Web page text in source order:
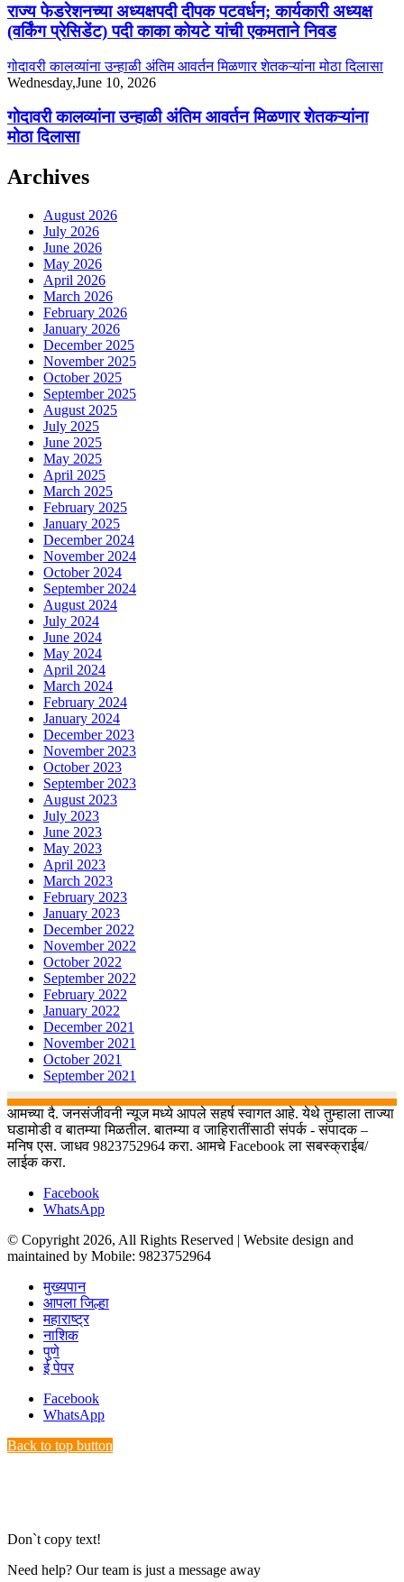
राज्य फेडरेशनच्या अध्यक्षपदी दीपक पटवर्धन; कार्यकारी अध्यक्ष
(वर्किंग प्रेसिडेंट) पदी काका कोयटे यांची एकमताने निवड
गोदावरी कालव्यांना उन्हाळी अंतिम आवर्तन मिळणार शेतकऱ्यांना मोठा दिलासा
Wednesday,June 10, 2026
गोदावरी कालव्यांना उन्हाळी अंतिम आवर्तन मिळणार शेतकऱ्यांना
मोठा दिलासा
Archives
August 2026
July 2026
June 2026
May 2026
April 2026
March 2026
February 2026
January 2026
December 2025
November 2025
October 2025
September 2025
August 2025
July 2025
June 2025
May 2025
April 2025
March 2025
February 2025
January 2025
December 2024
November 2024
October 2024
September 2024
August 2024
July 2024
June 2024
May 2024
April 2024
March 2024
February 2024
January 2024
December 2023
November 2023
October 2023
September 2023
August 2023
July 2023
June 2023
May 2023
April 2023
March 2023
February 2023
January 2023
December 2022
November 2022
October 2022
September 2022
February 2022
January 2022
December 2021
November 2021
October 2021
September 2021
आमच्या दै. जनसंजीवनी न्यूज मध्ये आपले सहर्ष स्वागत आहे. येथे तुम्हाला ताज्या
घडामोडी व बातम्या मिळतील. बातम्या व जाहिरातींसाठी संपर्क - संपादक –
मनिष एस. जाधव 9823752964 करा. आमचे Facebook ला सबस्क्राईब/
लाईक करा.
Facebook
WhatsApp
© Copyright 2026, All Rights Reserved | Website design and
maintained by Mobile: 9823752964
मुख्यपान
आपला जिल्हा
महाराष्ट्र
नाशिक
पुणे
ई पेपर
Facebook
WhatsApp
Back to top button
Don`t copy text!
Need help? Our team is just a message away